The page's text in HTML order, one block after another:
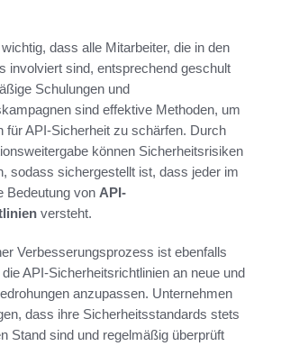
dass alle Mitarbeiter, die in den
involviert sind, entsprechend geschult
Schulungen und
sind effektive Methoden, um
für API-Sicherheit zu schärfen. Durch
können Sicherheitsrisiken
sodass sichergestellt ist, dass jeder im
Bedeutung von API-
versteht.
Verbesserungsprozess ist ebenfalls
API-Sicherheitsrichtlinien an neue und
anzupassen. Unternehmen
dass ihre Sicherheitsstandards stets
Stand sind und regelmäßig überprüft